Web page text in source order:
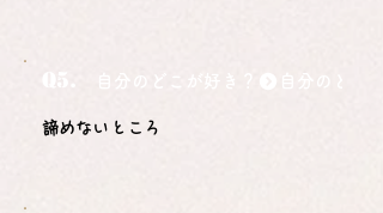
諦めないところ